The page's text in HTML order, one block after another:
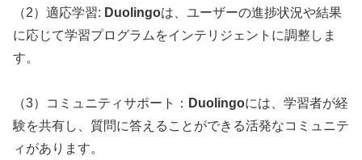
（2）適応学習: Duolingoは、ユーザーの進捗状況や結果
に応じて学習プログラムをインテリジェントに調整しま
す。
（3）コミュニティサポート： Duolingoには、学習者が経
験を共有し、質問に答えることができる活発なコミュニテ
ィがあります。